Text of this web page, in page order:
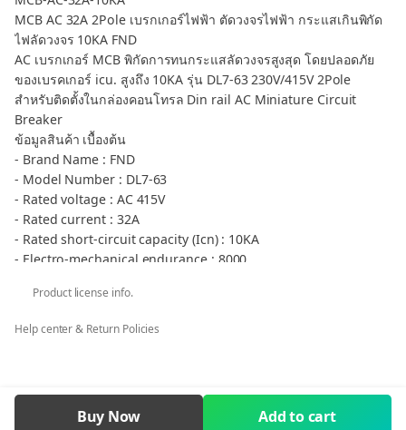
MCB AC 32A 2Pole เบรกเกอร์ไฟฟ้า ตัดวงจรไฟฟ้า กระแสเกินพิกัด
ไฟลัดวงจร 10KA FND
AC เบรกเกอร์ MCB พิกัดการทนกระแสลัดวงจรสูงสุด โดยปลอดภัย
ของเบรคเกอร์ icu. สูงถึง 10KA รุ่น DL7-63 230V/415V 2Pole
สำหรับติดตั้งในกล่องคอนโทรล Din rail AC Miniature Circuit
Breaker
ข้อมูลสินค้า เบื้องต้น
- Brand Name : FND
- Model Number : DL7-63
- Rated voltage : AC 415V
- Rated current : 32A
- Rated short-circuit capacity (Icn) : 10KA
- Electro-mechanical endurance : 8000
กลุ่มสินค้า เบรกเกอร์ AC - Breaker AC MCB MCCB
ค้า โรงเรียน ราชการ คลิก ต้องการ VAT เท่านั้น
130852)Construction and FeatureThe state-of-art
designElegant appearance cover and handle in arc shape
Product license info.
Help center & Return Policies
Buy Now Add to cart